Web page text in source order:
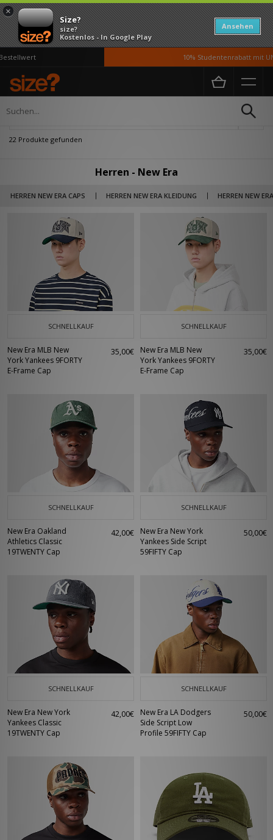
×
Size?
size?
Kostenlos - In Google Play
Ansehen
10% Studentenrabatt mit
Home Herren
22 Produkte gefunden
Herren - New Era
HERREN NEW ERA CAPS HERREN NEW ERA KLEIDUNG HERREN NEW
SCHNELLKAUF
New Era MLB New
York Yankees 9FORTY
E-Frame Cap
35,00€
SCHNELLKAUF
New Era MLB New
York Yankees 9FORTY
E-Frame Cap
35,00€
SCHNELLKAUF
New Era Oakland
Athletics Classic
19TWENTY Cap
42,00€
SCHNELLKAUF
New Era New York
Yankees Side Script
59FIFTY Cap
50,00€
SCHNELLKAUF
New Era New York
Yankees Classic
19TWENTY Cap
42,00€
SCHNELLKAUF
New Era LA Dodgers
Side Script Low
Profile 59FIFTY Cap
50,00€